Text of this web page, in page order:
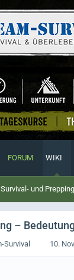
FORUM WIKI
Survival- und
–
Survival 10.